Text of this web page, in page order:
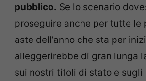
pubblico. Se lo scenario
proseguire anche per tutte le
aste dell’anno che sta per
alleggerirebbe di gran lunga
sui nostri titoli di stato e sugli